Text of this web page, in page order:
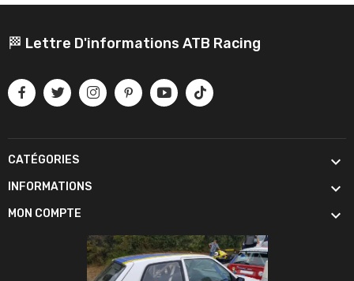
🏁 Lettre D'informations ATB Racing
CATÉGORIES 
INFORMATIONS 
MON COMPTE 